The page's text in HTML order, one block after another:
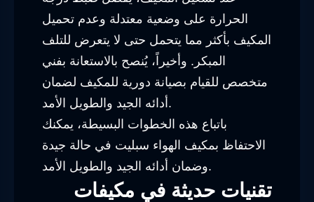
الحرارة على وضعية معتدلة وعدم تحميل
المكيف بأكثر مما يتحمل حتى لا يتعرض للتلف
المبكر. وأخيراً، يُنصح بالاستعانة بفني
متخصص للقيام بصيانة دورية للمكيف لضمان
أدائه الجيد والطويل الأمد.
باتباع هذه الخطوات البسيطة، يمكنك
الاحتفاظ بمكيف الهواء سبليت في حالة جيدة
وضمان أدائه الجيد والطويل الأمد.
تقنيات حديثة في مكيفات